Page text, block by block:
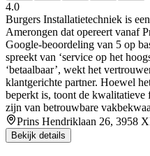
4.0
Burgers Installatietechniek is
Amerongen dat opereert vanaf
Google-beoordeling van 5 op
spreekt van ‘service op het
‘betaalbaar’, wekt het
klantgerichte partner. Hoewel
beperkt is, toont de kwalitatieve
zijn van betrouwbare
Prins Hendriklaan 26, 3958
Bekijk details